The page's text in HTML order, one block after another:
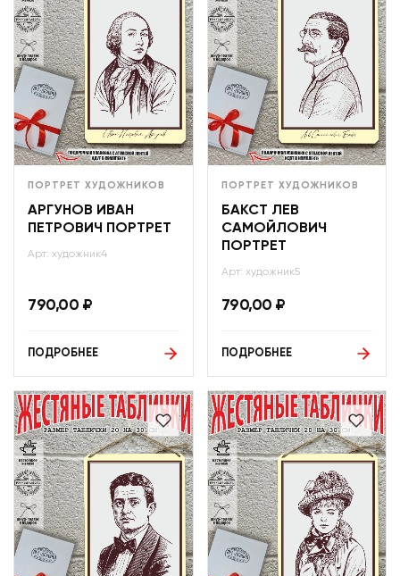
ПОРТРЕТ ХУДОЖНИКОВ
АРГУНОВ ИВАН
ПЕТРОВИЧ ПОРТРЕТ
Арт: художник4
790,00 ₽
ПОДРОБНЕЕ
ПОРТРЕТ ХУДОЖНИКОВ
БАКСТ ЛЕВ
САМОЙЛОВИЧ
ПОРТРЕТ
Арт: художник5
790,00 ₽
ПОДРОБНЕЕ